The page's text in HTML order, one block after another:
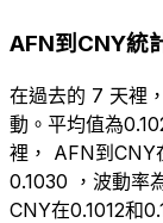
AFN到CNY統
在過去的 7 天裡
動。平均值為
裡， AFN到CNY
0.1030 ，波動率
CNY在0.1012和